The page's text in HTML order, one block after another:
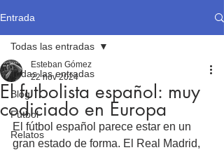
Entrada
Todas las entradas
Blog
Fútbol
Relatos
Todas las entradas
El futbolista español: muy
codiciado en Europa
Esteban Gómez
22 nov 2024
El fútbol español parece estar en un
gran estado de forma. El Real Madrid,